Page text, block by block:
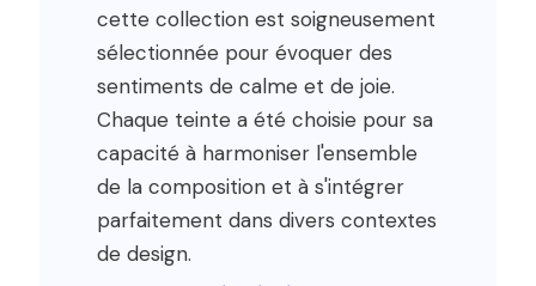
cette collection est soigneusement
sélectionnée pour évoquer des
sentiments de calme et de joie.
Chaque teinte a été choisie pour sa
capacité à harmoniser l'ensemble
de la composition et à s'intégrer
parfaitement dans divers contextes
de design.